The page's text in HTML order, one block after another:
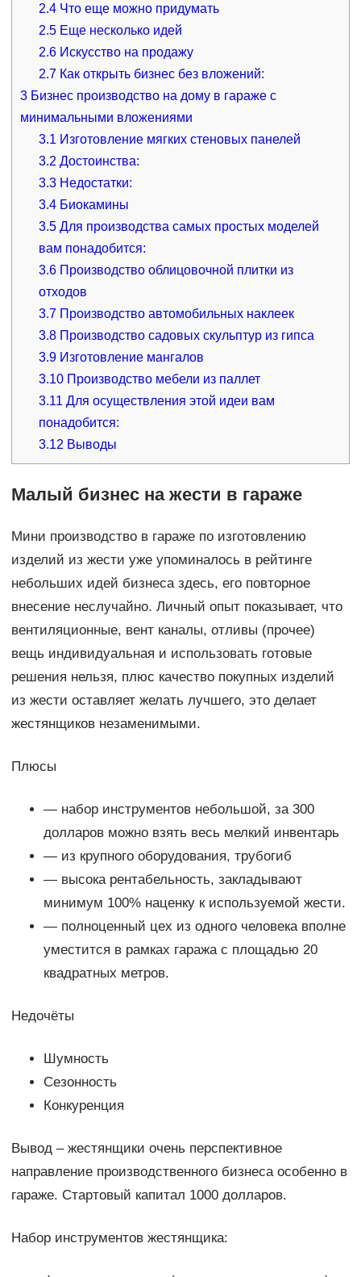
2.4 Что еще можно придумать
2.5 Еще несколько идей
2.6 Искусство на продажу
2.7 Как открыть бизнес без вложений:
3Бизнес производство на дому в гараже с
минимальными вложениями
3.1 Изготовление мягких стеновых панелей
3.2 Достоинства:
3.3 Недостатки:
3.4 Биокамины
3.5 Для производства самых простых моделей
вам понадобится:
3.6 Производство облицовочной плитки из
отходов
3.7 Производство автомобильных наклеек
3.8 Производство садовых скульптур из гипса
3.9 Изготовление мангалов
3.10 Производство мебели из паллет
3.11 Для осуществления этой идеи вам
понадобится:
3.12 Выводы
Малый бизнес на жести в гараже
Мини производство в гараже по изготовлению
изделий из жести уже упоминалось в рейтинге
небольших идей бизнеса здесь, его повторное
внесение неслучайно. Личный опыт показывает, что
вентиляционные, вент каналы, отливы (прочее)
вещь индивидуальная и использовать готовые
решения нельзя, плюс качество покупных изделий
из жести оставляет желать лучшего, это делает
жестянщиков незаменимыми.
Плюсы
— набор инструментов небольшой, за 300
долларов можно взять весь мелкий инвентарь
— из крупного оборудования, трубогиб
— высока рентабельность, закладывают
минимум 100% наценку к используемой жести.
— полноценный цех из одного человека вполне
уместится в рамках гаража с площадью 20
квадратных метров.
Недочёты
Шумность
Сезонность
Конкуренция
Вывод – жестянщики очень перспективное
направление производственного бизнеса особенно в
гараже. Стартовый капитал 1000 долларов.
Набор инструментов жестянщика: